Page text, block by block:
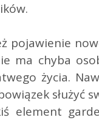
pojawienie
ma chyba
życia.
służyć
element